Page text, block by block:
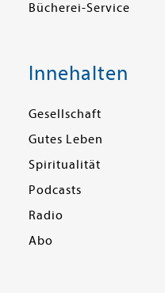
Bücherei-Service
Innehalten
Gesellschaft
Gutes Leben
Spiritualität
Podcasts
Radio
Abo